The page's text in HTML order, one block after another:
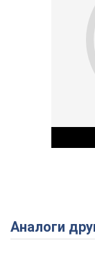
Аналоги